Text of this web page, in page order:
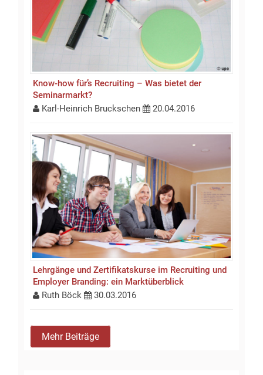
Know-how für’s Recruiting – Was bietet der
Seminarmarkt?
Karl-Heinrich Bruckschen
20.04.2016
Lehrgänge und Zertifikatskurse im Recruiting und
Employer Branding: ein Marktüberblick
Ruth Böck
30.03.2016
Mehr Beiträge